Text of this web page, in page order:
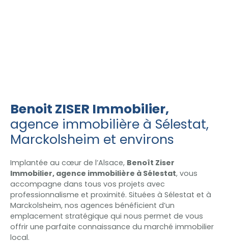
Benoit ZISER Immobilier,
agence immobilière à Sélestat,
Marckolsheim et environs
Implantée au cœur de l’Alsace, Benoît Ziser
Immobilier, agence immobilière à Sélestat, vous
accompagne dans tous vos projets avec
professionnalisme et proximité. Situées à Sélestat et à
Marckolsheim, nos agences bénéficient d’un
emplacement stratégique qui nous permet de vous
offrir une parfaite connaissance du marché immobilier
local.